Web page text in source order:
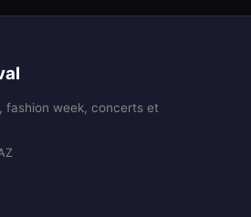
fashion week, concerts et